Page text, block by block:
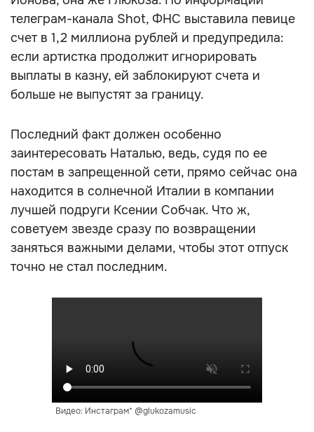
телеграм-канала Shot, ФНС выставила певице
счет в 1,2 миллиона рублей и предупредила:
если артистка продолжит игнорировать
выплаты в казну, ей заблокируют счета и
больше не выпустят за границу.
Последний факт должен особенно
заинтересовать Наталью, ведь, судя по ее
постам в запрещенной сети, прямо сейчас она
находится в солнечной Италии в компании
лучшей подруги Ксении Собчак. Что ж,
советуем звезде сразу по возвращении
заняться важными делами, чтобы этот отпуск
точно не стал последним.
Видео: Инстаграм* @glukozamusic